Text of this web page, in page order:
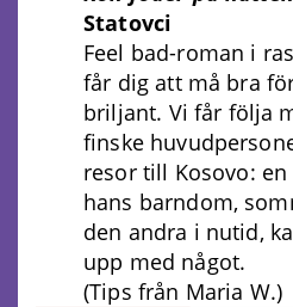
Statovci
Feel bad-roman i
får dig att må bra
briljant. Vi får följa
finske
resor till Kosovo:
hans barndom,
den andra i nutid,
upp med något.
(Tips från Maria W.)